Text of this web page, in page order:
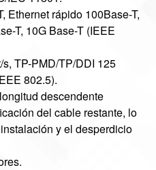
Ethernet rápido 100Base-T,
T, 10G Base-T (IEEE
TP-PMD/TP/DDI 125
802.5).
descendente
del cable restante, lo
y el desperdicio